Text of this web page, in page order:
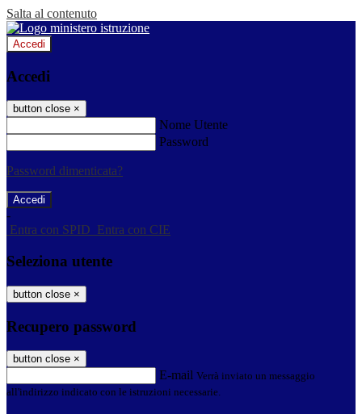
Salta al contenuto
Accedi
Accedi
button close ×
Nome Utente
Password
Password dimenticata?
-
Entra con SPID Entra con CIE
Seleziona utente
button close ×
Recupero password
button close ×
E-mail Verrà inviato un messaggio
all'indirizzo indicato con le istruzioni necessarie.